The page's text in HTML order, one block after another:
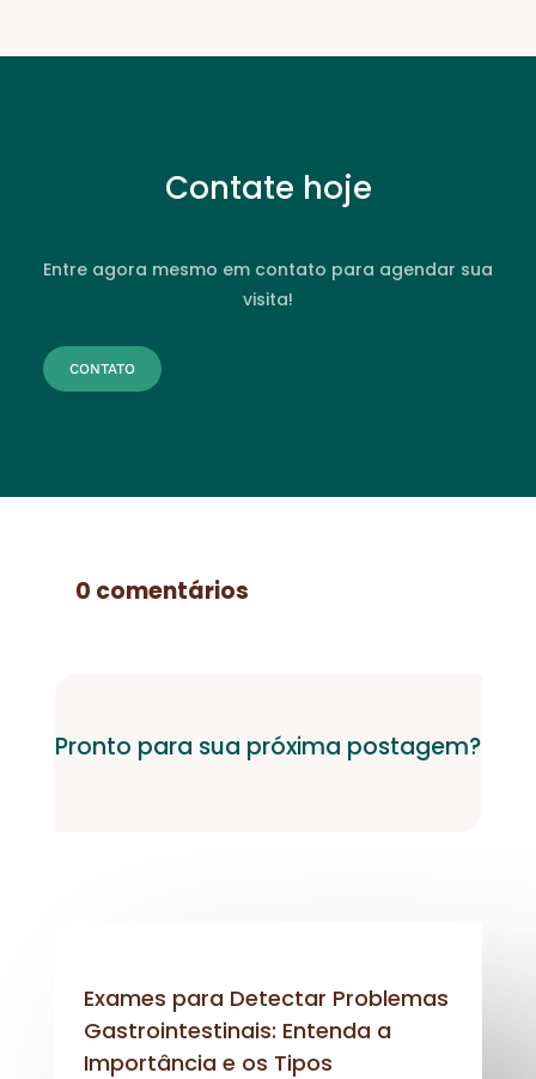
Contate hoje
Entre agora mesmo em contato para agendar sua
visita!
CONTATO
0 comentários
Pronto para sua próxima postagem?
Exames para Detectar Problemas
Gastrointestinais: Entenda a
Importância e os Tipos